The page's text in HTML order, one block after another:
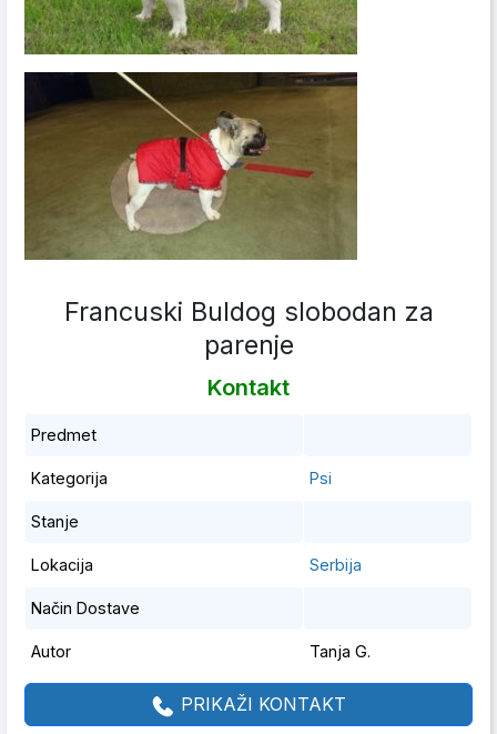
Francuski Buldog slobodan za
parenje
Kontakt
Predmet
Kategorija Psi
Stanje
Lokacija Serbija
Način Dostave
Autor Tanja G.
PRIKAŽI KONTAKT